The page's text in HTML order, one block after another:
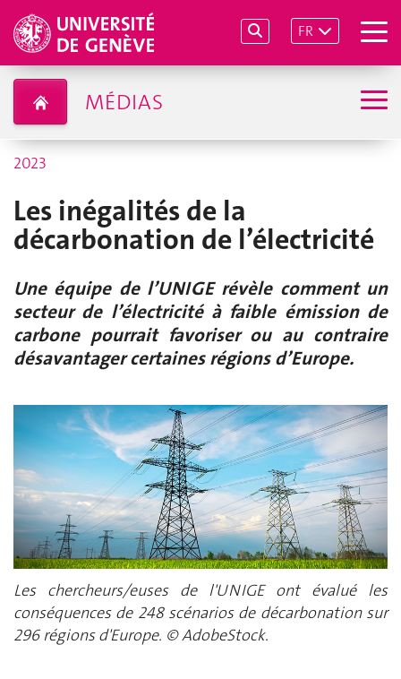
FR
MÉDIAS
2023
Les inégalités de la
décarbonation de l’électricité
Une équipe de l’UNIGE révèle comment un
secteur de l’électricité à faible émission de
carbone pourrait favoriser ou au contraire
désavantager certaines régions d’Europe.
Les chercheurs/euses de l'UNIGE ont évalué les
conséquences de 248 scénarios de décarbonation sur
296 régions d'Europe. © AdobeStock.